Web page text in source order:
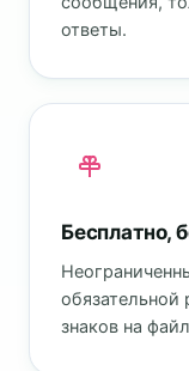
ответы.
Бесплатно,
обязательной
знаков на